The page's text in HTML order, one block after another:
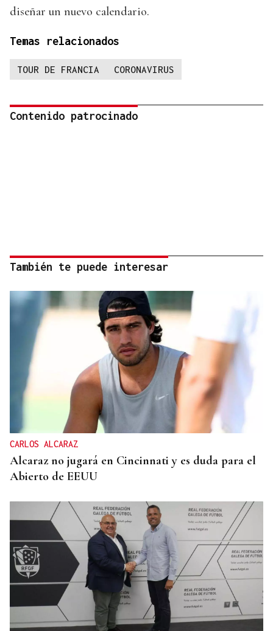
diseñar un nuevo calendario.
Temas relacionados
TOUR DE FRANCIA CORONAVIRUS
Contenido patrocinado
También te puede interesar
CARLOS ALCARAZ
Alcaraz no jugará en Cincinnati y es duda para el
Abierto de EEUU